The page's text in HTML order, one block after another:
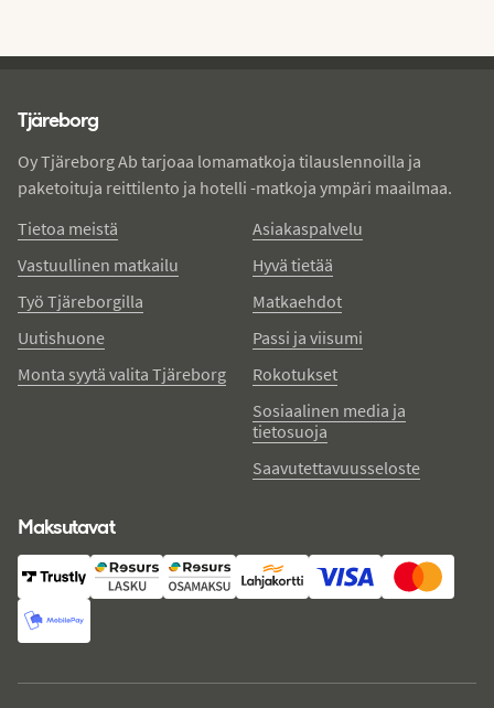
Tjäreborg
Oy Tjäreborg Ab tarjoaa lomamatkoja tilauslennoilla ja
paketoituja reittilento ja hotelli -matkoja ympäri maailmaa.
Tietoa meistä
Vastuullinen matkailu
Työ Tjäreborgilla
Uutishuone
Monta syytä valita Tjäreborg
Asiakaspalvelu
Hyvä tietää
Matkaehdot
Passi ja viisumi
Rokotukset
Sosiaalinen media ja
tietosuoja
Saavutettavuusseloste
Maksutavat